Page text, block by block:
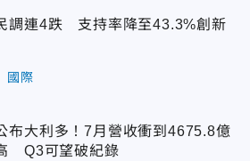
調連4跌 支持率降至43.3%創新
國際
布大利多！7月營收衝到4675.8億
Q3可望破紀錄